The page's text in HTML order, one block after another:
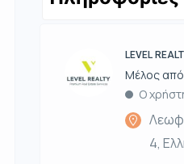
LEVEL
Μέλος
Ο
4,